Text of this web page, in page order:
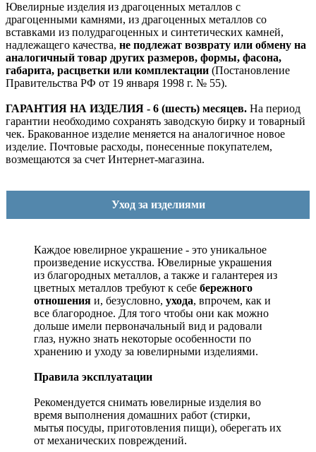
Ювелирные изделия из драгоценных металлов с
драгоценными камнями, из драгоценных металлов со
вставками из полудрагоценных и синтетических камней,
надлежащего качества, не подлежат возврату или обмену на
аналогичный товар других размеров, формы, фасона,
габарита, расцветки или комплектации (Постановление
Правительства РФ от 19 января 1998 г. № 55).
ГАРАНТИЯ НА ИЗДЕЛИЯ - 6 (шесть) месяцев. На период
гарантии необходимо сохранять заводскую бирку и товарный
чек. Бракованное изделие меняется на аналогичное новое
изделие. Почтовые расходы, понесенные покупателем,
возмещаются за счет Интернет-магазина.
Уход за изделиями
Каждое ювелирное украшение - это уникальное
произведение искусства. Ювелирные украшения
из благородных металлов, а также и галантерея из
цветных металлов требуют к себе бережного
отношения и, безусловно, ухода, впрочем, как и
все благородное. Для того чтобы они как можно
дольше имели первоначальный вид и радовали
глаз, нужно знать некоторые особенности по
хранению и уходу за ювелирными изделиями.
Правила эксплуатации
Рекомендуется снимать ювелирные изделия во
время выполнения домашних работ (стирки,
мытья посуды, приготовления пищи), оберегать их
от механических повреждений.